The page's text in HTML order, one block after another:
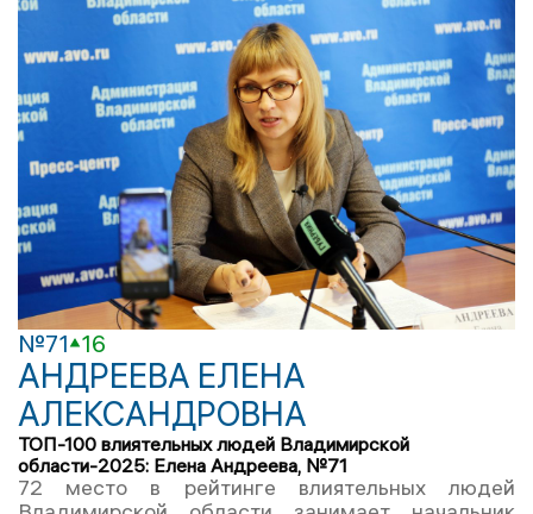
№71 16
АНДРЕЕВА ЕЛЕНА
АЛЕКСАНДРОВНА
ТОП-100 влиятельных людей Владимирской
области-2025: Елена Андреева, №71
72 место в рейтинге влиятельных людей